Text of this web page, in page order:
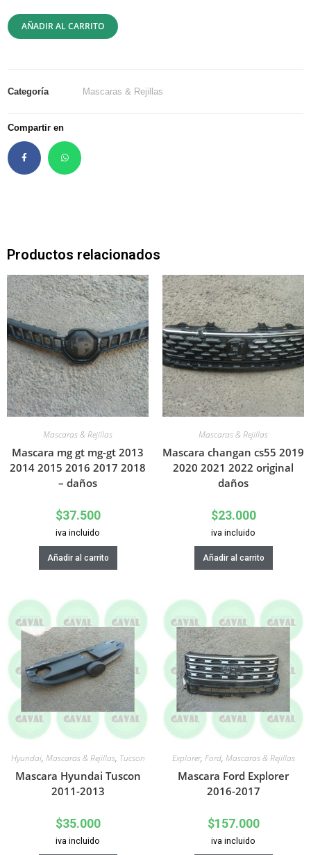
AÑADIR AL CARRITO
Categoría Mascaras & Rejillas
Compartir en
Productos relacionados
Mascaras & Rejillas
Mascara mg gt mg-gt 2013
2014 2015 2016 2017 2018
– daños
$37.500
iva incluido
Añadir al carrito
Mascaras & Rejillas
Mascara changan cs55 2019
2020 2021 2022 original
daños
$23.000
iva incluido
Añadir al carrito
Hyundai, Mascaras & Rejillas, Tucson
Mascara Hyundai Tuscon
2011-2013
$35.000
iva incluido
Explorer, Ford, Mascaras & Rejillas
Mascara Ford Explorer
2016-2017
$157.000
iva incluido